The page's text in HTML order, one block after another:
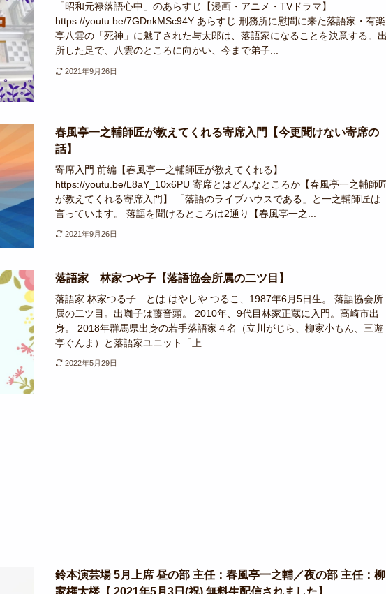
「昭和元禄落語心中」のあらすじ【漫画・アニメ・TVドラマ】
https://youtu.be/7GDnkMSc94Y あらすじ 刑務所に慰問に来た落語家・有楽
亭八雲の「死神」に魅了された与太郎は、落語家になることを決意する。
所した足で、八雲のところに向かい、今まで弟子...
2021年9月26日
春風亭一之輔師匠が教えてくれる寄席入門【今更聞けない寄席の
話】
寄席入門 前編【春風亭一之輔師匠が教えてくれる】
https://youtu.be/L8aY_10x6PU 寄席とはどんなところか【春風亭一之輔師
が教えてくれる寄席入門】 「落語のライブハウスである」と一之輔師匠は
言っています。 落語を聞けるところは2通り【春風亭一之...
2021年9月26日
落語家 林家つや子【落語協会所属の二ツ目】
落語家 林家つる子 とは はやしや つるこ、1987年6月5日生。 落語協会所
属の二ツ目。出囃子は藤音頭。 2010年、9代目林家正蔵に入門。高崎市出
身。 2018年群馬県出身の若手落語家４名（立川がじら、柳家小もん、三遊
亭ぐんま）と落語家ユニット「上...
2022年5月29日
鈴本演芸場 5月上席 昼の部 主任：春風亭一之輔／夜の部 主任：柳
家権太楼【 2021年5月3日(祝) 無料生配信されました】